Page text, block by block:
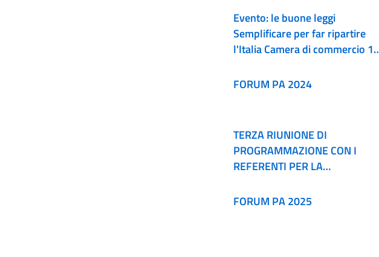
Evento: le buone leggi
Semplificare per far ripartire
l'Italia Camera di commercio 19
FORUM PA 2024
TERZA RIUNIONE DI
PROGRAMMAZIONE CON I
REFERENTI PER LA
FORUM PA 2025